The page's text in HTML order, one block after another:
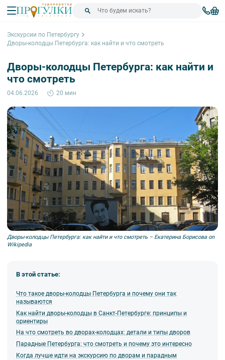
Экскурсии по Петербургу
Дворы-колодцы Петербурга: как найти и что смотреть
Дворы-колодцы Петербурга: как найти и
что смотреть
04.06.2026 20 мин
Дворы-колодцы Петербурга: как найти и что смотреть – Екатерина Борисова on
Wikipedia
В этой статье:
Что такое дворы-колодцы Петербурга и почему они так
называются
Как найти дворы-колодцы в Санкт-Петербурге: принципы и
ориентиры
На что смотреть во дворах-колодцах: детали и типы дворов
Парадные Петербурга: что смотреть и почему это интересно
Когда лучше идти на экскурсию по дворам и парадным